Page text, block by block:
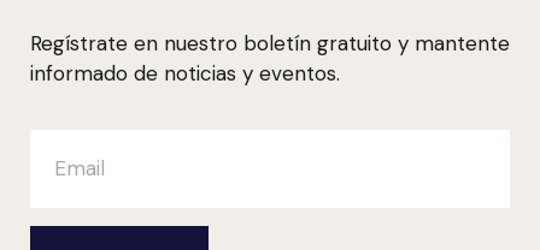
Regístrate en nuestro boletín gratuito y mantente
informado de noticias y eventos.